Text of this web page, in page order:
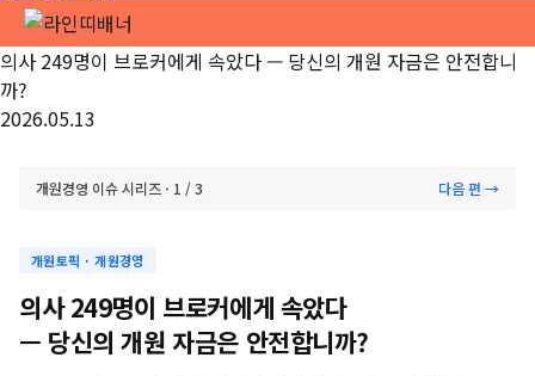
[MSPAC] 2026.12.13(일), 서울 코엑스 E홀
의사 249명이 브로커에게 속았다 — 당신의 개원 자금은 안전합니
까?
2026.05.13
개원경영 이슈 시리즈 · 1 / 3 다음 편 →
개원토픽 · 개원경영
의사 249명이 브로커에게 속았다
— 당신의 개원 자금은 안전합니까?